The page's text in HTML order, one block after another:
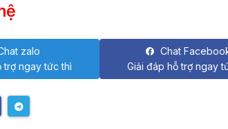
zalo
trợ ngay tức thì
Chat
Giải đáp hỗ trợ ngay